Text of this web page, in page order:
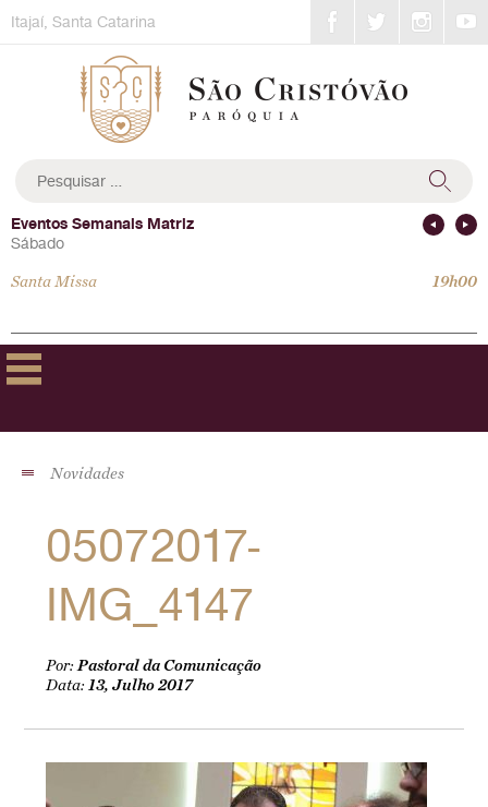
toItajaí, Santa Catarina
por:
Eventos Semanais Matriz
Sábado
Santa Missa 19h00
Novidades
05072017-
IMG_4147
Por:Pastoral da Comunicação
Data:13, Julho 2017